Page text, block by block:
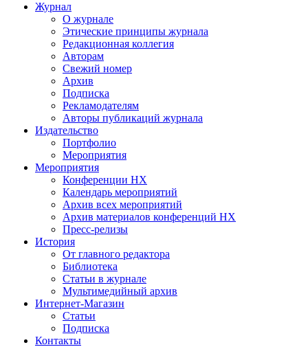
Журнал
О журнале
Этические принципы журнала
Редакционная коллегия
Авторам
Свежий номер
Архив
Подписка
Рекламодателям
Авторы публикаций журнала
Издательство
Портфолио
Мероприятия
Мероприятия
Конференции НХ
Календарь мероприятий
Архив всех мероприятий
Архив материалов конференций НХ
Пресс-релизы
История
От главного редактора
Библиотека
Статьи в журнале
Мультимедийный архив
Интернет-Магазин
Статьи
Подписка
Контакты